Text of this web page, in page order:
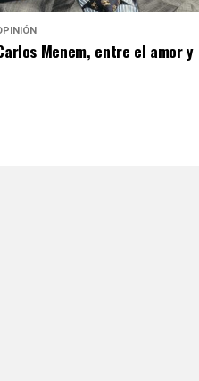
Menem, entre el amor